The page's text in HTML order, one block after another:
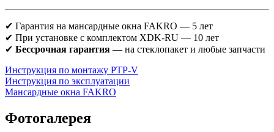
✔ Гарантия на мансардные окна FAKRO — 5 лет
✔ При установке с комплектом XDK-RU — 10 лет
✔ Бессрочная гарантия — на стеклопакет и любые запчасти
Инструкция по монтажу PTP-V
Инструкция по эксплуатации
Мансардные окна FAKRO
Фотогалерея